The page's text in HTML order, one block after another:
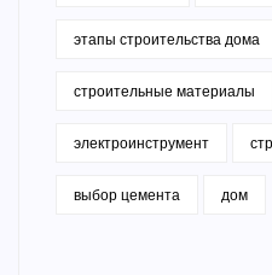
этапы строительства дома
строительные материалы
электроинструмент
выбор цемента дом